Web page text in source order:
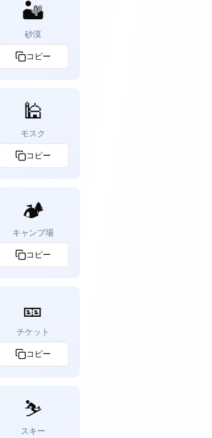
🏜️
砂漠
コピー
🕌
モスク
コピー
🏕️
キャンプ場
コピー
🎫
チケット
コピー
⛷️
スキー